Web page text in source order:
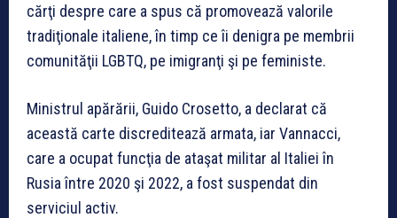
cărţi despre care a spus că promovează valorile
tradiţionale italiene, în timp ce îi denigra pe membrii
comunităţii LGBTQ, pe imigranţi şi pe feministe.
Ministrul apărării, Guido Crosetto, a declarat că
această carte discreditează armata, iar Vannacci,
care a ocupat funcţia de ataşat militar al Italiei în
Rusia între 2020 şi 2022, a fost suspendat din
serviciul activ.